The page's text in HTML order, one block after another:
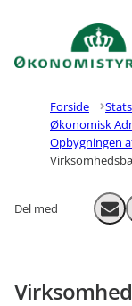
Gå til forsiden
Forside
Økonomisk
Opbygningen
Del med